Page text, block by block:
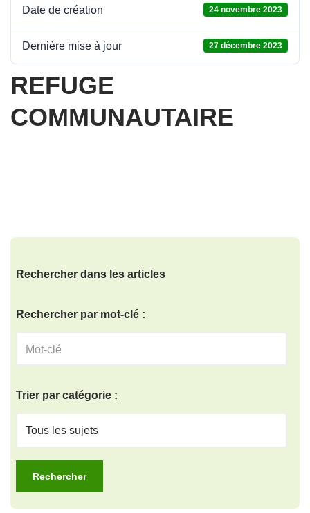
Date de création 24 novembre 2023
Dernière mise à jour 27 décembre 2023
REFUGE
COMMUNAUTAIRE
Rechercher dans les articles
Rechercher par mot-clé :
Trier par catégorie :